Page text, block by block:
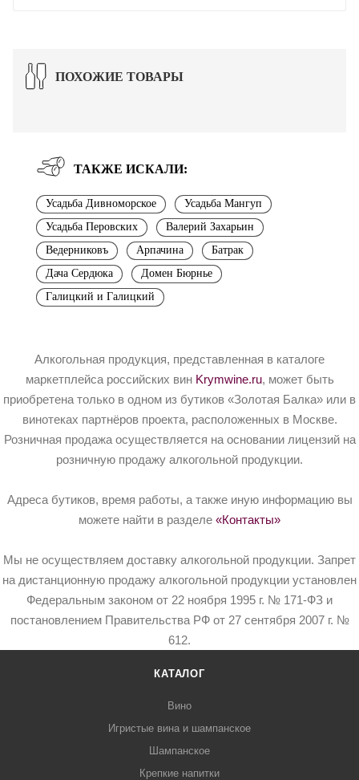
ПОХОЖИЕ ТОВАРЫ
ТАКЖЕ ИСКАЛИ:
Усадьба Дивноморское
Усадьба Мангуп
Усадьба Перовских
Валерий Захарьин
Ведерниковъ
Арпачина
Батрак
Дача Сердюка
Домен Бюрнье
Галицкий и Галицкий
Алкогольная продукция, представленная в каталоге
маркетплейса российских вин Krymwine.ru, может быть
приобретена только в одном из бутиков «Золотая Балка» или в
винотеках партнёров проекта, расположенных в Москве.
Розничная продажа осуществляется на основании лицензий на
розничную продажу алкогольной продукции.
Адреса бутиков, время работы, а также иную информацию вы
можете найти в разделе «Контакты»
Мы не осуществляем доставку алкогольной продукции. Запрет
на дистанционную продажу алкогольной продукции установлен
Федеральным законом от 22 ноября 1995 г. № 171-ФЗ и
постановлением Правительства РФ от 27 сентября 2007 г. №
612.
КАТАЛОГ
Вино
Игристые вина и шампанское
Шампанское
Крепкие напитки